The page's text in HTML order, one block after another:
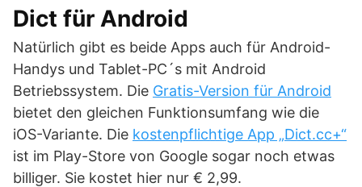
Dict für Android
Natürlich gibt es beide Apps auch für Android-
Handys und Tablet-PC´s mit Android
Betriebssystem. Die Gratis-Version für Android
bietet den gleichen Funktionsumfang wie die
iOS-Variante. Die kostenpflichtige App „Dict.cc+“
ist im Play-Store von Google sogar noch etwas
billiger. Sie kostet hier nur € 2,99.